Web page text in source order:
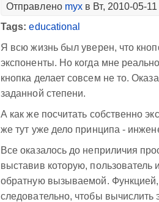
Отправлено myx в Вт, 2010-05-
Tags:educational
Я всю жизнь был уверен, что
экспоненты. Но когда мне
кнопка делает совсем не то.
заданной степени.
А как же посчитать собственно
же тут уже дело принципа -
Все оказалось до неприличия
выставив которую, пользователь
обратную вызываемой.
следовательно, чтобы